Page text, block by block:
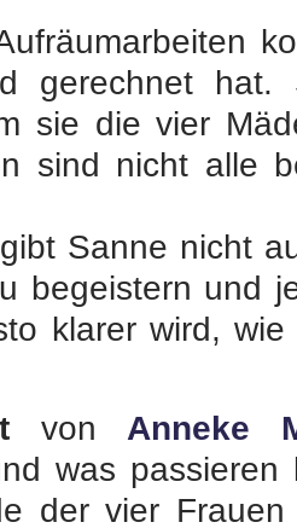
gerechnet
sie die vier
sind nicht alle
Sanne nicht
begeistern und
klarer wird,
von Anneke
was
der vier